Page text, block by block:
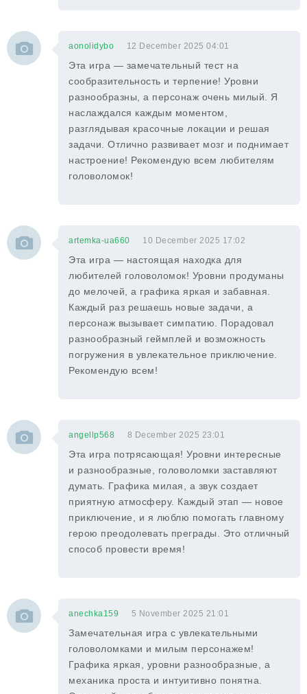
aonolidybo 12 December 2025 04:01
Эта игра — замечательный тест на
сообразительность и терпение! Уровни
разнообразны, а персонаж очень милый. Я
наслаждался каждым моментом,
разглядывая красочные локации и решая
задачи. Отлично развивает мозг и поднимает
настроение! Рекомендую всем любителям
головоломок!
artemka-ua660 10 December 2025 17:02
Эта игра — настоящая находка для
любителей головоломок! Уровни продуманы
до мелочей, а графика яркая и забавная.
Каждый раз решаешь новые задачи, а
персонаж вызывает симпатию. Порадовал
разнообразный геймплей и возможность
погружения в увлекательное приключение.
Рекомендую всем!
angellp568 8 December 2025 23:01
Эта игра потрясающая! Уровни интересные
и разнообразные, головоломки заставляют
думать. Графика милая, а звук создает
приятную атмосферу. Каждый этап — новое
приключение, и я люблю помогать главному
герою преодолевать преграды. Это отличный
способ провести время!
anechka159 5 November 2025 21:01
Замечательная игра с увлекательными
головоломками и милым персонажем!
Графика яркая, уровни разнообразные, а
механика проста и интуитивно понятна.